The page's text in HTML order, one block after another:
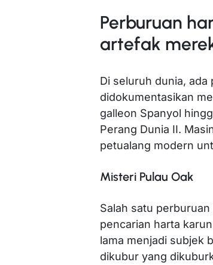
Perburuan
artefak
Di seluruh dunia,
didokumentasikan
galleon Spanyol
Perang Dunia II.
petualang modern
Misteri Pulau Oak
Salah satu
pencarian harta
lama menjadi subjek
dikubur yang